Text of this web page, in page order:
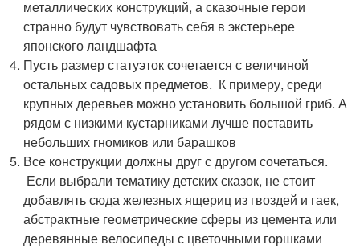
металлических конструкций, а сказочные герои
странно будут чувствовать себя в экстерьере
японского ландшафта
Пусть размер статуэток сочетается с величиной
остальных садовых предметов. К примеру, среди
крупных деревьев можно установить большой гриб. А
рядом с низкими кустарниками лучше поставить
небольших гномиков или барашков
Все конструкции должны друг с другом сочетаться.
Если выбрали тематику детских сказок, не стоит
добавлять сюда железных ящериц из гвоздей и гаек,
абстрактные геометрические сферы из цемента или
деревянные велосипеды с цветочными горшками